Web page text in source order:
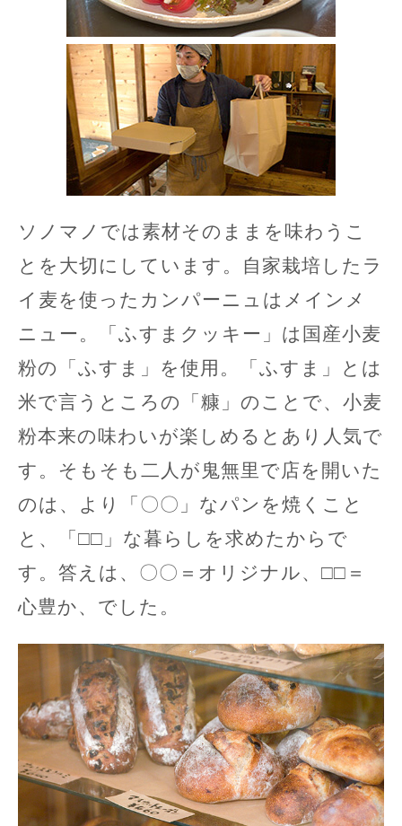
ソノマノでは素材そのままを味わうこ
とを大切にしています。自家栽培したラ
イ麦を使ったカンパーニュはメインメ
ニュー。「ふすまクッキー」は国産小麦
粉の「ふすま」を使用。「ふすま」とは
米で言うところの「糠」のことで、小麦
粉本来の味わいが楽しめるとあり人気で
す。そもそも二人が鬼無里で店を開いた
のは、より「〇〇」なパンを焼くこと
と、「□□」な暮らしを求めたからで
す。答えは、〇〇＝オリジナル、□□＝
心豊か、でした。